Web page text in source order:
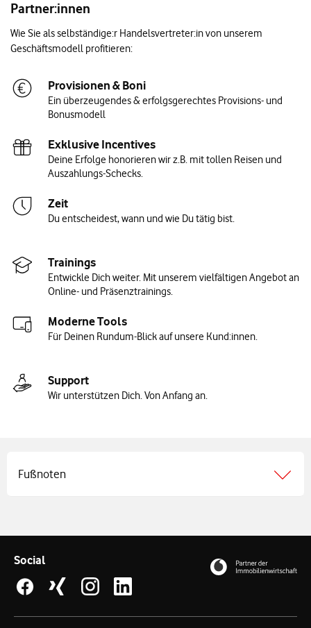
Partner:innen
Wie Sie als selbständige:r Handelsvertreter:in von unserem
Geschäftsmodell profitieren:
Provisionen & Boni
Ein überzeugendes & erfolgsgerechtes Provisions- und
Bonusmodell
Exklusive Incentives
Deine Erfolge honorieren wir z.B. mit tollen Reisen und
Auszahlungs-Schecks.
Zeit
Du entscheidest, wann und wie Du tätig bist.
Trainings
Entwickle Dich weiter. Mit unserem vielfältigen Angebot an
Online- und Präsenztrainings.
Moderne Tools
Für Deinen Rundum-Blick auf unsere Kund:innen.
Support
Wir unterstützen Dich. Von Anfang an.
Fußnoten
Social